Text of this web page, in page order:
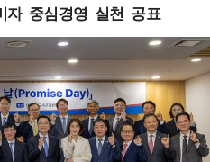
중심경영 실천 공표